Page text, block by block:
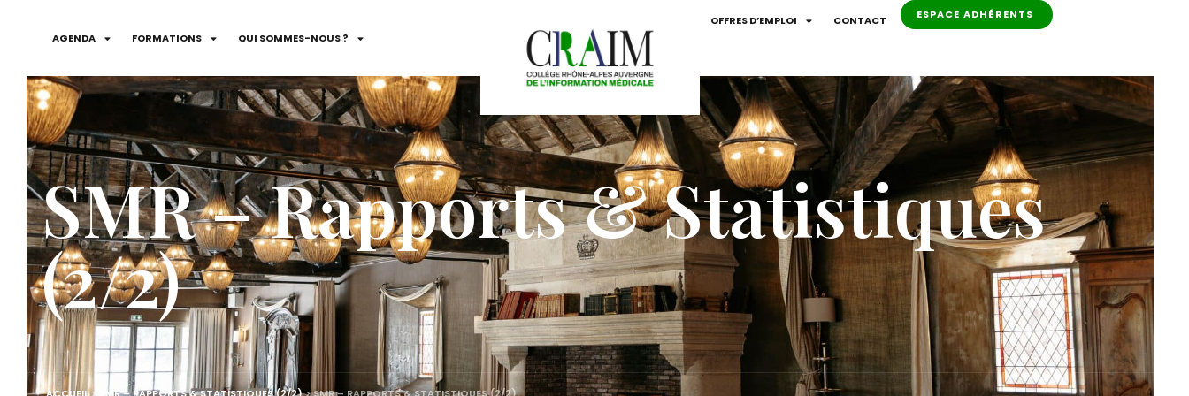
AGENDA FORMATIONS QUI SOMMES-NOUS ?
OFFRES D’EMPLOI CONTACT ESPACE ADHÉRENTS
SMR – Rapports & Statistiques
(2/2)